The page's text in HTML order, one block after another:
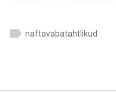
naftavabatahtlikud